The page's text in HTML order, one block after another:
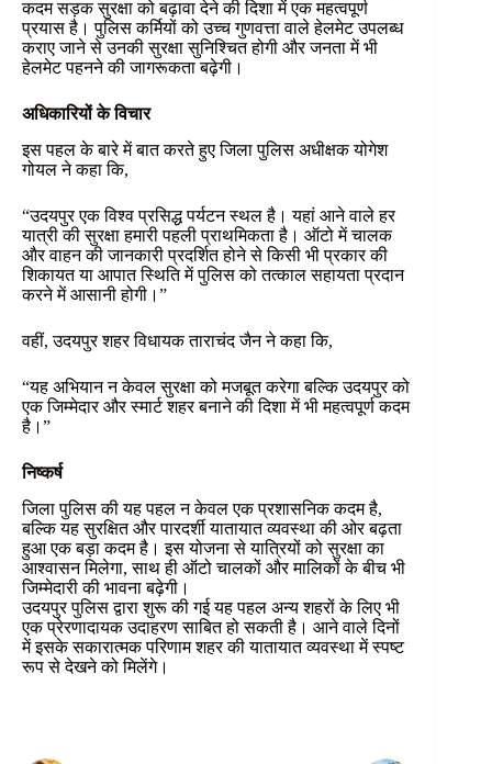
कदम सड़क सुरक्षा को बढ़ावा देने की दिशा में एक महत्वपूर्ण
प्रयास है। पुलिस कर्मियों को उच्च गुणवत्ता वाले हेलमेट उपलब्ध
कराए जाने से उनकी सुरक्षा सुनिश्चित होगी और जनता में भी
हेलमेट पहनने की जागरूकता बढ़ेगी।
अधिकारियों के विचार
इस पहल के बारे में बात करते हुए जिला पुलिस अधीक्षक योगेश
गोयल ने कहा कि,
“उदयपुर एक विश्व प्रसिद्ध पर्यटन स्थल है। यहां आने वाले हर
यात्री की सुरक्षा हमारी पहली प्राथमिकता है। ऑटो में चालक
और वाहन की जानकारी प्रदर्शित होने से किसी भी प्रकार की
शिकायत या आपात स्थिति में पुलिस को तत्काल सहायता प्रदान
करने में आसानी होगी।”
वहीं, उदयपुर शहर विधायक ताराचंद जैन ने कहा कि,
“यह अभियान न केवल सुरक्षा को मजबूत करेगा बल्कि उदयपुर को
एक जिम्मेदार और स्मार्ट शहर बनाने की दिशा में भी महत्वपूर्ण कदम
है।”
निष्कर्ष
जिला पुलिस की यह पहल न केवल एक प्रशासनिक कदम है,
बल्कि यह सुरक्षित और पारदर्शी यातायात व्यवस्था की ओर बढ़ता
हुआ एक बड़ा कदम है। इस योजना से यात्रियों को सुरक्षा का
आश्वासन मिलेगा, साथ ही ऑटो चालकों और मालिकों के बीच भी
जिम्मेदारी की भावना बढ़ेगी।
उदयपुर पुलिस द्वारा शुरू की गई यह पहल अन्य शहरों के लिए भी
एक प्रेरणादायक उदाहरण साबित हो सकती है। आने वाले दिनों
में इसके सकारात्मक परिणाम शहर की यातायात व्यवस्था में स्पष्ट
रूप से देखने को मिलेंगे।